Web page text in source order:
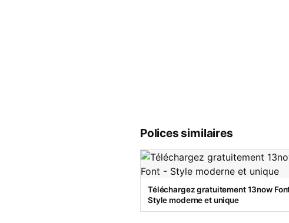
Polices similaires
Téléchargez gratuitement 13now
Style moderne et unique